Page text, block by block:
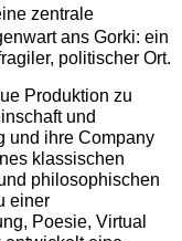
zentrale
ans Gorki: ein
politischer Ort.
Produktion zu
und
und ihre Company
klassischen
philosophischen
einer
Poesie, Virtual